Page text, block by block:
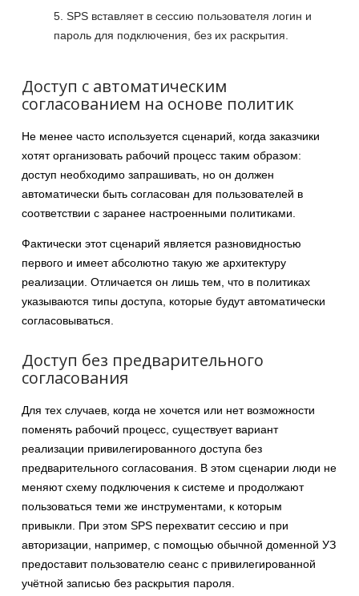
SPS вставляет в сессию пользователя логин и
пароль для подключения, без их раскрытия.
Доступ с автоматическим
согласованием на основе политик
Не менее часто используется сценарий, когда заказчики
хотят организовать рабочий процесс таким образом:
доступ необходимо запрашивать, но он должен
автоматически быть согласован для пользователей в
соответствии с заранее настроенными политиками.
Фактически этот сценарий является разновидностью
первого и имеет абсолютно такую же архитектуру
реализации. Отличается он лишь тем, что в политиках
указываются типы доступа, которые будут автоматически
согласовываться.
Доступ без предварительного
согласования
Для тех случаев, когда не хочется или нет возможности
поменять рабочий процесс, существует вариант
реализации привилегированного доступа без
предварительного согласования. В этом сценарии люди не
меняют схему подключения к системе и продолжают
пользоваться теми же инструментами, к которым
привыкли. При этом SPS перехватит сессию и при
авторизации, например, с помощью обычной доменной УЗ
предоставит пользователю сеанс с привилегированной
учётной записью без раскрытия пароля.